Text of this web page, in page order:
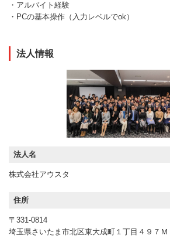
・アルバイト経験
・PCの基本操作（入力レベルでok）
法人情報
法人名
株式会社アウスタ
住所
〒331-0814
埼玉県さいたま市北区東大成町１丁目４９７